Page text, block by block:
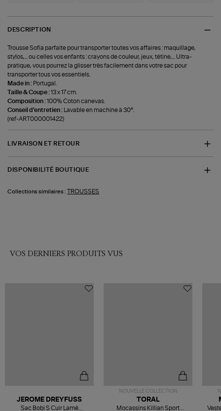
DESCRIPTION
Trousse Sofia parfaite pour transporter toutes vos affaires : maquillage,
stylos,... ou celles vos enfants : crayons de couleur, jeux, tétine,... Ultra-
pratique, vous pourrez la glisser très facilement dans votre sac pour
transporter tous vos essentiels.
Made in : Portugal.
Taille & Coupe :13 x 17 cm.
Composition :100% Coton canevas.
Conseil d'entretien :
Lavable en machine à 30°.
(ref-ART000001422)
LIVRAISON ET RETOUR
DISPONIBILITÉ BOUTIQUE
Collections similaires : TROUSSES
VOS DERNIERS PRODUITS VUS
JEROME DREYFUSS
Sac Bobi S Cuir Lamé
NOUVELLE COLLECTION
TORAL
Mocassins Killian Sport